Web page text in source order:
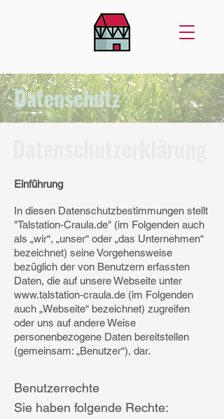
Datenschutz
Einführung
In diesen Datenschutzbestimmungen stellt
"Talstation-Craula.de" (im Folgenden auch
als „wir“, „unser“ oder „das Unternehmen“
bezeichnet) seine Vorgehensweise
bezüglich der von Benutzern erfassten
Daten, die auf unsere Webseite unter
www.talstation-craula.de (im Folgenden
auch „Webseite“ bezeichnet) zugreifen
oder uns auf andere Weise
personenbezogene Daten bereitstellen
(gemeinsam: „Benutzer“), dar.
Benutzerrechte
Sie haben folgende Rechte: